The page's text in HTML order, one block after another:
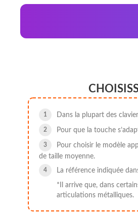
Dans la plupart des
Pour que la touche
Pour choisir le modèle
de taille moyenne.
La référence indiquée
*Il arrive que, dans
articulations métalliques.